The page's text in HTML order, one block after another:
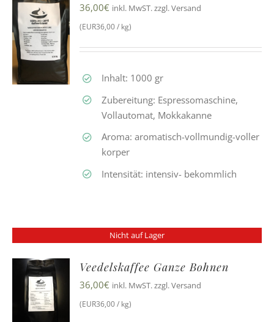
36,00€ inkl. MwST. zzgl. Versand
(EUR36,00 / kg)
Inhalt: 1000 gr
Zubereitung: Espressomaschine,
Vollautomat, Mokkakanne
Aroma: aromatisch-vollmundig-voller
korper
Intensität: intensiv- bekommlich
Nicht auf Lager
Veedelskaffee Ganze Bohnen
36,00€ inkl. MwST. zzgl. Versand
(EUR36,00 / kg)